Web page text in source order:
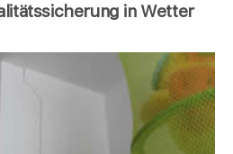
in Wetter